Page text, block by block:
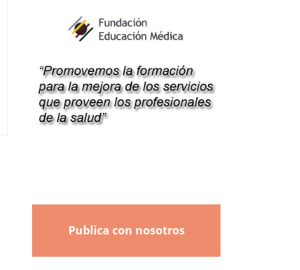
Publica con nosotros